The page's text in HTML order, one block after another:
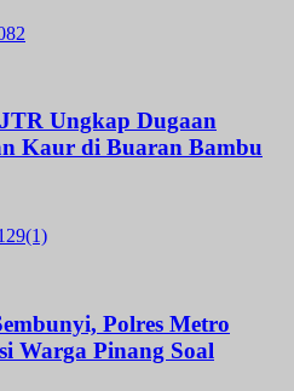
Ungkap Dugaan
Kaur di Buaran Bambu
Polres Metro
Warga Pinang Soal